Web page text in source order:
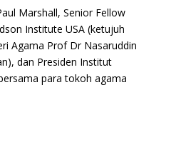
Marshall, Senior Fellow
Institute USA (ketujuh
Agama Prof Dr Nasaruddin
dan Presiden Institut
para tokoh agama